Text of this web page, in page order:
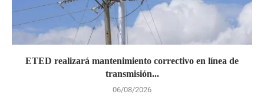
ETED realizará mantenimiento correctivo en línea de
transmisión...
06/08/2026